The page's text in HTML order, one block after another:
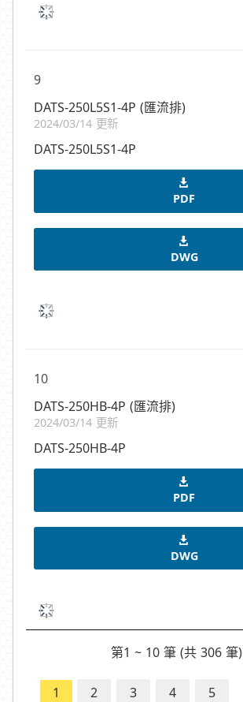
9
DATS-250L5S1-4P (匯流排)
2024/03/14 更新
DATS-250L5S1-4P
PDF
DWG
10
DATS-250HB-4P (匯流排)
2024/03/14 更新
DATS-250HB-4P
PDF
DWG
第1 ~ 10 筆 (共 306 筆)
1 2 3 4 5